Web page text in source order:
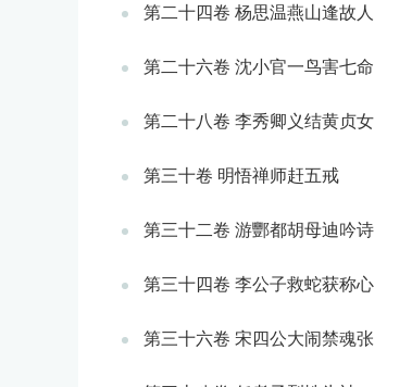
第二十四卷 杨思温燕山逢故人
第二十六卷 沈小官一鸟害七命
第二十八卷 李秀卿义结黄贞女
第三十卷 明悟禅师赶五戒
第三十二卷 游酆都胡母迪吟诗
第三十四卷 李公子救蛇获称心
第三十六卷 宋四公大闹禁魂张